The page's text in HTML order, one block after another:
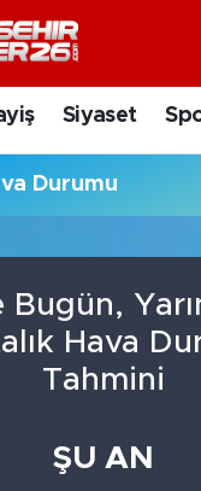
Siyaset
Durumu
Bugün,
Hava
Tahmini
ŞU AN